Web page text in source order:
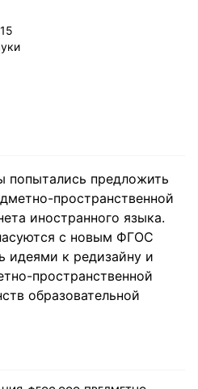
попытались предложить
пространственной
иностранного языка.
с новым ФГОС
идеями к редизайну и
пространственной
образовательной